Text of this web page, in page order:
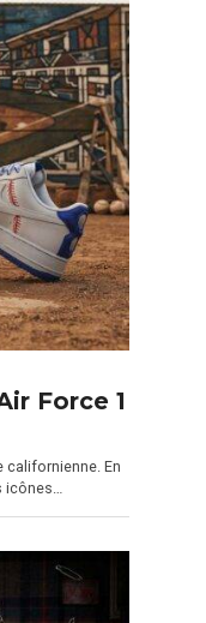
Force 1
californienne. En
icônes…